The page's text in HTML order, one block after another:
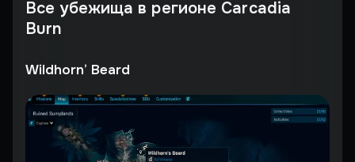
Все убежища в регионе Carcadia
Burn
Wildhorn’ Beard